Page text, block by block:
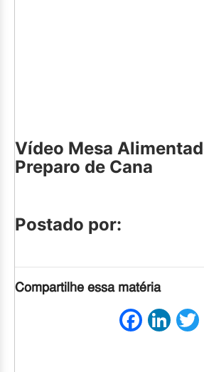
Vídeo Mesa
Preparo de Cana
Postado por:
Compartilhe essa matéria